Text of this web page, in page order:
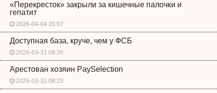
«Перекресток» закрыли за кишечные палочки и
гепатит
2026-04-04 20:07
Доступная база, круче, чем у ФСБ
2026-03-31 08:26
Арестован хозяин PaySelection
2026-03-31 08:25